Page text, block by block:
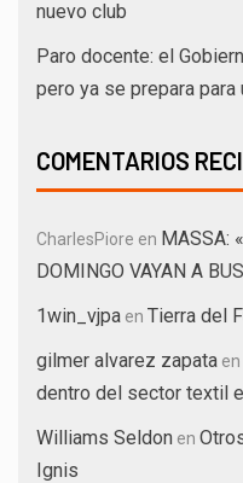
nuevo club
Paro docente: el
pero ya se prepara
COMENTARIOS
CharlesPiore en MASSA:
DOMINGO VAYAN A
1win_vjpa en Tierra del
gilmer alvarez zapata en
dentro del sector textil
Williams Seldon en
Ignis